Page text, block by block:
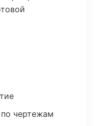
по чертежам